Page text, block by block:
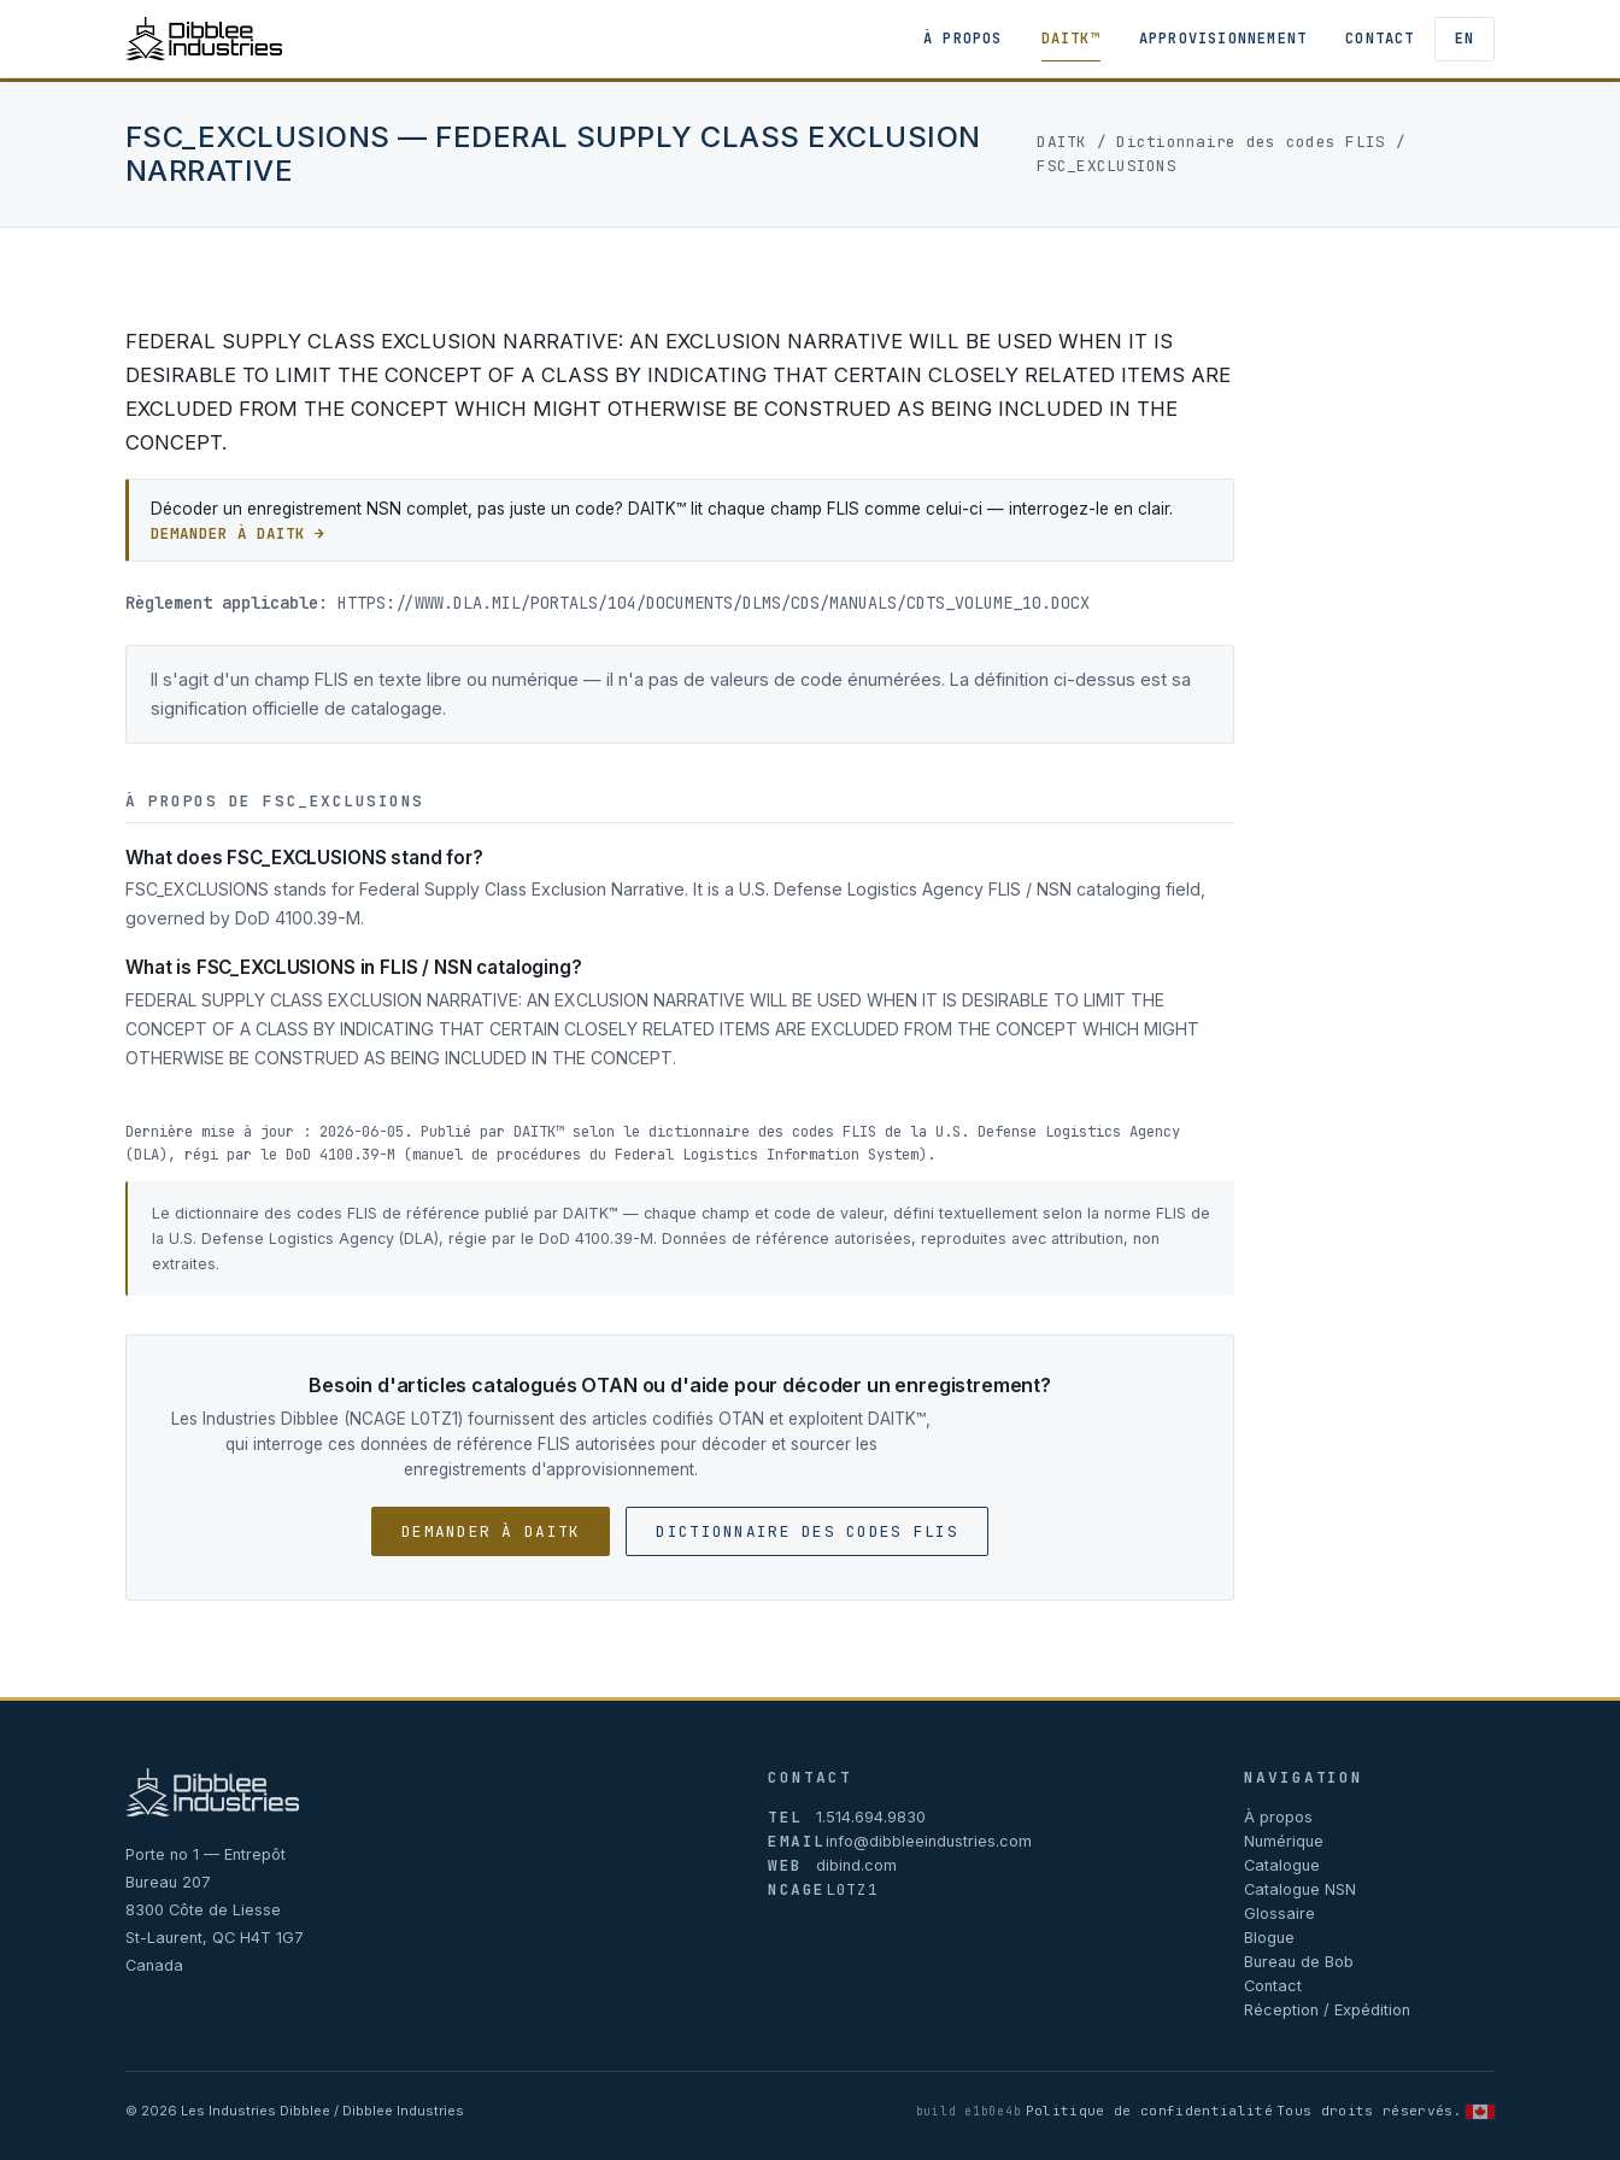
À PROPOS DAITK™ APPROVISIONNEMENT CONTACT EN
FSC_EXCLUSIONS — FEDERAL SUPPLY CLASS EXCLUSION
NARRATIVE
DAITK /Dictionnaire des codes FLIS /
FSC_EXCLUSIONS
FEDERAL SUPPLY CLASS EXCLUSION NARRATIVE: AN EXCLUSION NARRATIVE WILL BE USED WHEN IT IS
DESIRABLE TO LIMIT THE CONCEPT OF A CLASS BY INDICATING THAT CERTAIN CLOSELY RELATED ITEMS ARE
EXCLUDED FROM THE CONCEPT WHICH MIGHT OTHERWISE BE CONSTRUED AS BEING INCLUDED IN THE
CONCEPT.
Décoder un enregistrement NSN complet, pas juste un code? DAITK™ lit chaque champ FLIS comme celui-ci — interrogez-le en clair.
DEMANDER À DAITK →
Règlement applicable: HTTPS://WWW.DLA.MIL/PORTALS/104/DOCUMENTS/DLMS/CDS/MANUALS/CDTS_VOLUME_10.DOCX
Il s'agit d'un champ FLIS en texte libre ou numérique — il n'a pas de valeurs de code énumérées. La définition ci-dessus est sa
signification officielle de catalogage.
À PROPOS DE FSC_EXCLUSIONS
What does FSC_EXCLUSIONS stand for?
FSC_EXCLUSIONS stands for Federal Supply Class Exclusion Narrative. It is a U.S. Defense Logistics Agency FLIS / NSN cataloging field,
governed by DoD 4100.39-M.
What is FSC_EXCLUSIONS in FLIS / NSN cataloging?
FEDERAL SUPPLY CLASS EXCLUSION NARRATIVE: AN EXCLUSION NARRATIVE WILL BE USED WHEN IT IS DESIRABLE TO LIMIT THE
CONCEPT OF A CLASS BY INDICATING THAT CERTAIN CLOSELY RELATED ITEMS ARE EXCLUDED FROM THE CONCEPT WHICH MIGHT
OTHERWISE BE CONSTRUED AS BEING INCLUDED IN THE CONCEPT.
Dernière mise à jour : 2026-06-05. Publié par DAITK™ selon le dictionnaire des codes FLIS de la U.S. Defense Logistics Agency
(DLA), régi par le DoD 4100.39-M (manuel de procédures du Federal Logistics Information System).
Le dictionnaire des codes FLIS de référence publié par DAITK™ — chaque champ et code de valeur, défini textuellement selon la norme FLIS de
la U.S. Defense Logistics Agency (DLA), régie par le DoD 4100.39-M. Données de référence autorisées, reproduites avec attribution, non
extraites.
Besoin d'articles catalogués OTAN ou d'aide pour décoder un enregistrement?
Les Industries Dibblee (NCAGE L0TZ1) fournissent des articles codifiés OTAN et exploitent DAITK™,
qui interroge ces données de référence FLIS autorisées pour décoder et sourcer les
enregistrements d'approvisionnement.
DEMANDER À DAITK DICTIONNAIRE DES CODES FLIS
Porte no 1 — Entrepôt
Bureau 207
8300 Côte de Liesse
St-Laurent, QC H4T 1G7
Canada
CONTACT
TEL
1.514.694.9830
EMAILinfo@dibbleeindustries.com
WEB dibind.com
NCAGE L0TZ1
NAVIGATION
À propos
Numérique
Catalogue
Catalogue NSN
Glossaire
Blogue
Bureau de Bob
Contact
Réception / Expédition
© 2026 Les Industries Dibblee / Dibblee Industries build e1b0e4b Politique de confidentialité Tous droits réservés.